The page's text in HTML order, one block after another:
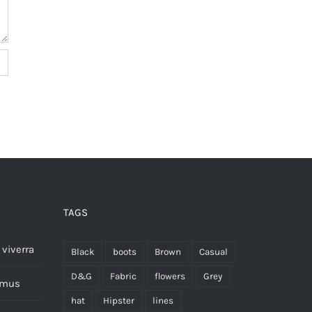
TAGS
Black boots Brown Casual
D&G Fabric flowers Grey
hat Hipster lines